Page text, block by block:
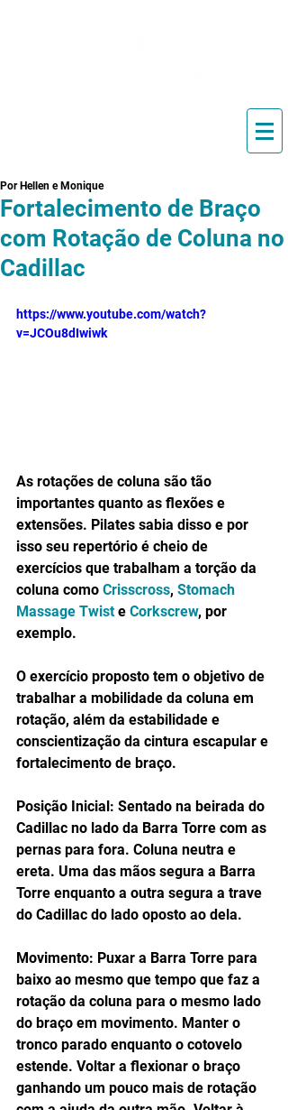
Fortalecimento de Braço
com Rotação de Coluna no
Cadillac
Por Hellen e Monique
https://www.youtube.com/watch?
v=JCOu8dIwiwk
As rotações de coluna são tão
importantes quanto as flexões e
extensões. Pilates sabia disso e por
isso seu repertório é cheio de
exercícios que trabalham a torção da
coluna como Crisscross, Stomach
Massage Twist e Corkscrew, por
exemplo.
O exercício proposto tem o objetivo de
trabalhar a mobilidade da coluna em
rotação, além da estabilidade e
conscientização da cintura escapular e
fortalecimento de braço.
Posição Inicial: Sentado na beirada do
Cadillac no lado da Barra Torre com as
pernas para fora. Coluna neutra e
ereta. Uma das mãos segura a Barra
Torre enquanto a outra segura a trave
do Cadillac do lado oposto ao dela.
Movimento: Puxar a Barra Torre para
baixo ao mesmo que tempo que faz a
rotação da coluna para o mesmo lado
do braço em movimento. Manter o
tronco parado enquanto o cotovelo
estende. Voltar a flexionar o braço
ganhando um pouco mais de rotação